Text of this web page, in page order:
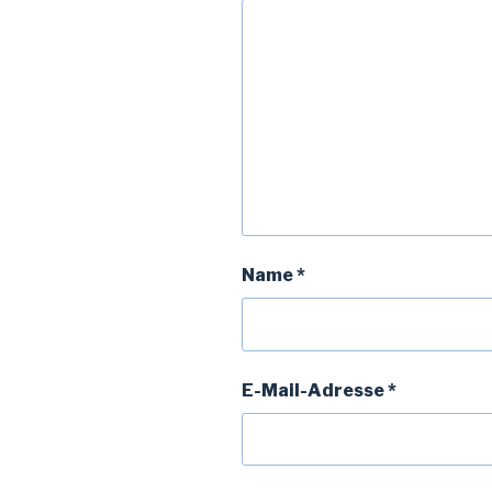
Name*
E-Mail-Adresse*